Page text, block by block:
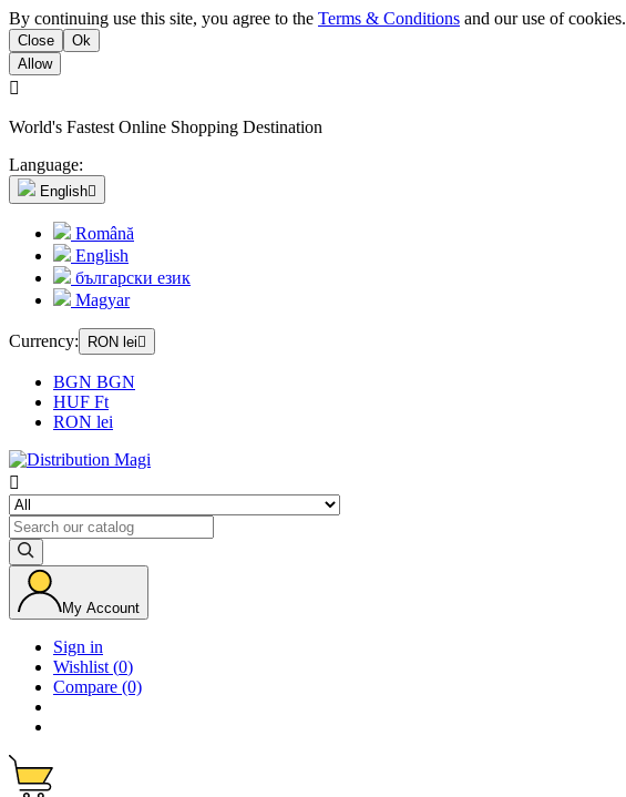
By continuing use this site, you agree to the Terms & Conditions and our use of cookies.
Close
Ok
Allow

World's Fastest Online Shopping Destination
Language:
English
Română
English
български език
Magyar
Currency: RON lei 
BGN BGN
HUF Ft
RON lei

My Account
Sign in
Wishlist (0)
Compare (0)